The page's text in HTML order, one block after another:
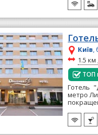
Київ,
~
1.5
ТОП
Готель
метро